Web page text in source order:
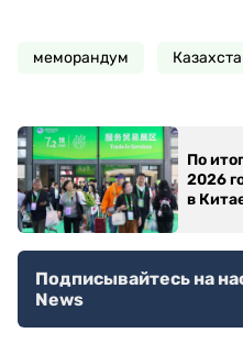
меморандум
По
2026
в
Подписывайтесь на
News